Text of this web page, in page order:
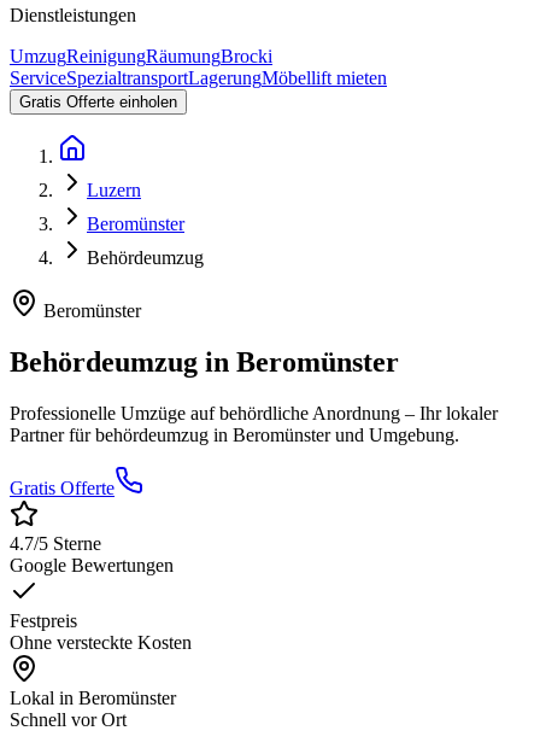
Dienstleistungen
UmzugReinigungRäumungBrocki
ServiceSpezialtransportLagerungMöbellift mieten
Gratis Offerte einholen
Luzern
Beromünster
Behördeumzug
Beromünster
Behördeumzug in Beromünster
Professionelle Umzüge auf behördliche Anordnung – Ihr lokaler
Partner fürbehördeumzug in Beromünsterund Umgebung.
Gratis Offerte
4.7/5 Sterne
Google Bewertungen
Festpreis
Ohne versteckte Kosten
Lokal in Beromünster
Schnell vor Ort